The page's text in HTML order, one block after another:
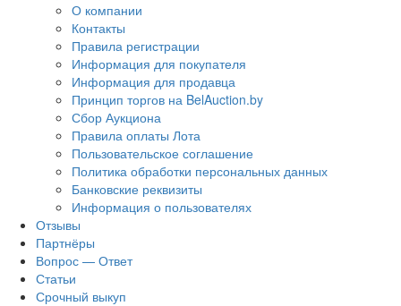
О компании
Контакты
Правила регистрации
Информация для покупателя
Информация для продавца
Принцип торгов на BelAuction.by
Сбор Аукциона
Правила оплаты Лота
Пользовательское соглашение
Политика обработки персональных данных
Банковские реквизиты
Информация о пользователях
Отзывы
Партнёры
Вопрос — Ответ
Статьи
Срочный выкуп